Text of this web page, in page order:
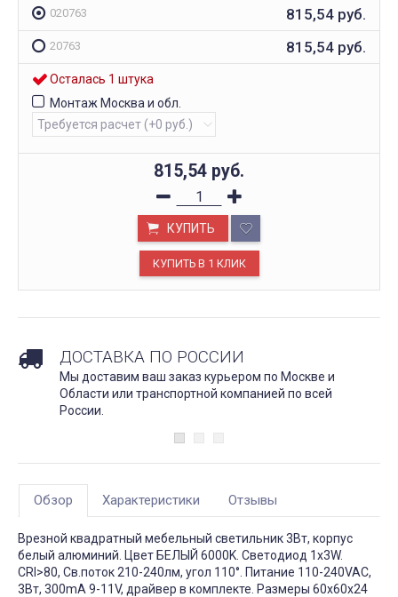
020763 815,54 руб.
20763 815,54 руб.
Осталась 1 штука
Монтаж Москва и обл.
815,54 руб.
КУПИТЬ
ДОСТАВКА ПО РОССИИ
Мы доставим ваш заказ курьером по Москве и
Области или транспортной компанией по всей
России.
Обзор Характеристики Отзывы
Врезной квадратный мебельный светильник 3Вт, корпус
белый алюминий. Цвет БЕЛЫЙ 6000K. Светодиод 1х3W.
CRI>80, Св.поток 210-240лм, угол 110°. Питание 110-240VAC,
3Вт, 300mA 9-11V, драйвер в комплекте. Размеры 60x60x24